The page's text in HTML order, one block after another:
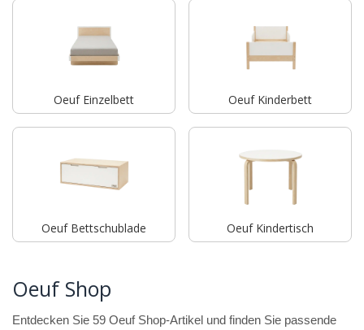
Oeuf Einzelbett Oeuf Kinderbett
Oeuf Bettschublade Oeuf Kindertisch
Oeuf Shop
Entdecken Sie 59 Oeuf Shop-Artikel und finden Sie passende